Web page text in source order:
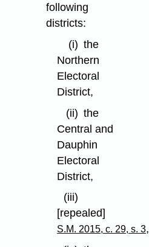
following
districts:
(i) the
Northern
Electoral
District,
(ii) the
Central and
Dauphin
Electoral
District,
(iii)
[repealed]
S.M. 2015, c. 29, s. 3,